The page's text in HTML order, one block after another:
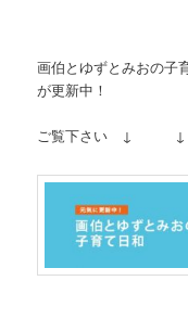
画伯とゆずとみおの子
が更新中！
ご覧下さい ↓